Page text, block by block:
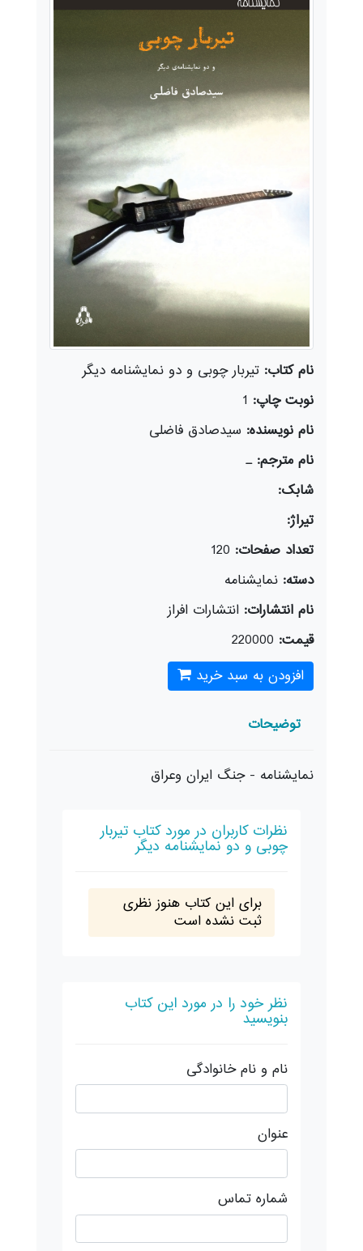
نام کتاب: تیربار چوبی و دو نمایشنامه دیگر
نوبت چاپ: 1
نام نویسنده: سیدصادق فاضلی
نام مترجم:ـ
شابک:
تیراژ:
تعداد صفحات: 120
دسته: نمايشنامه‌
نام انتشارات: انتشارات افراز
قیمت: 220000
افزودن به سبد خرید
توضیحات
نمایشنامه - جنگ ایران وعراق
نظرات کاربران در مورد کتاب تیربار
چوبی و دو نمایشنامه دیگر
برای این کتاب هنوز نظری
ثبت نشده است
نظر خود را در مورد این کتاب
بنویسید
نام و نام خانوادگی
عنوان
شماره تماس